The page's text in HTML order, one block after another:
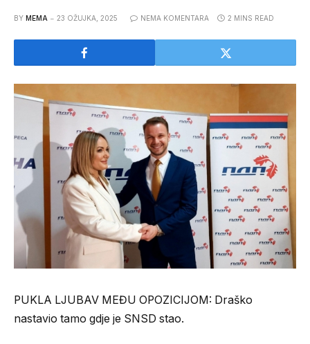
BY MEMA 23 OŽUJKA, 2025 NEMA KOMENTARA 2 MINS READ
PUKLA LJUBAV MEĐU OPOZICIJOM: Draško
nastavio tamo gdje je SNSD stao.